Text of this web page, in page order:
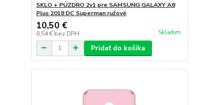
SKLO + PÚZDRO 2v1 pre SAMSUNG GALAXY A8
Plus 2018 DC Superman ružové
10,50 €
8,54 € bez DPH Skladom
Pridať do košíka